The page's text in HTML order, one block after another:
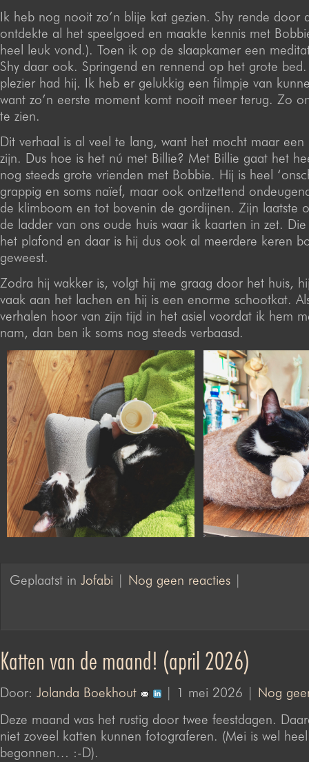
Ik heb nog nooit zo’n blije kat gezien. Shy rende door
ontdekte al het speelgoed en maakte kennis met
heel leuk vond.). Toen ik op de slaapkamer een
Shy daar ook. Springend en rennend op het grote
plezier had hij. Ik heb er gelukkig een filmpje van
want zo’n eerste moment komt nooit meer terug. Zo
te zien.
Dit verhaal is al veel te lang, want het mocht maar
zijn. Dus hoe is het nú met Billie? Met Billie gaat het
nog steeds grote vrienden met Bobbie. Hij is heel
grappig en soms naïef, maar ook ontzettend
de klimboom en tot bovenin de gordijnen. Zijn laatste
de ladder van ons oude huis waar ik kaarten in zet.
het plafond en daar is hij dus ook al meerdere keren
geweest.
Zodra hij wakker is, volgt hij me graag door het huis,
vaak aan het lachen en hij is een enorme schootkat.
verhalen hoor van zijn tijd in het asiel voordat ik hem
nam, dan ben ik soms nog steeds verbaasd.
Geplaatst in Jofabi Nog geen reacties
Katten van de maand! (april 2026)
Door: Jolanda Boekhout | 1 mei 2026 | Nog
Deze maand was het rustig door twee feestdagen.
niet zoveel katten kunnen fotograferen. (Mei is wel
begonnen… :-D).